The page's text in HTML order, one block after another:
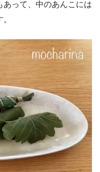
あって、中のあんこには